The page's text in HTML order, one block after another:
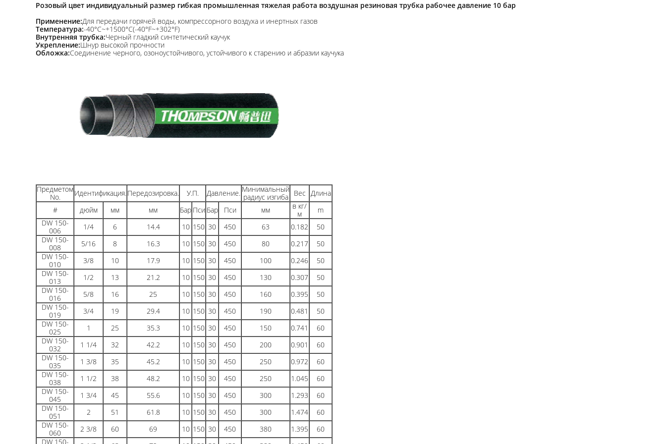
Розовый цвет индивидуальный размер гибкая промышленная тяжелая работа воздушная резиновая трубка рабочее давление 10 бар
Применение:Для передачи горячей воды, компрессорного воздуха и инертных газов
Температура:-40°C~+1500°C(-40°F~+302°F)
Внутренняя трубка:Черный гладкий синтетический каучук
Укрепление:Шнур высокой прочности
Обложка:Соединение черного, озоноустойчивого, устойчивого к старению и абразии каучука
Предметом
No.
Идентификация.Передозировка. У.П. Давление. Минимальный
радиус изгиба
Вес Длина
#
дюйм мм мм Бар Пси Бар Пси мм
в кг/
м
m
DW 150-
006
1/4 6 14.4 10 150 30 450 63 0.182
50
DW 150-
008
5/16 8 16.3 10 150 30 450 80 0.217
50
DW 150-
010
3/8 10 17.9 10 150 30 450 100 0.246
50
DW 150-
013
1/2 13 21.2 10 150 30 450 130 0.307
50
DW 150-
016
5/8 16 25 10 150 30 450 160 0.395
50
DW 150-
019
3/4 19 29.4 10 150 30 450 190 0.481
50
DW 150-
025
1 25 35.3 10 150 30 450 150 0.741
60
DW 150-
032
1 1/4 32 42.2 10 150 30 450 200 0.901
60
DW 150-
035
1 3/8 35 45.2 10 150 30 450 250 0.972
60
DW 150-
038
1 1/2 38 48.2 10 150 30 450 250 1.045
60
DW 150-
045
1 3/4 45 55.6 10 150 30 450 300 1.293
60
DW 150-
051
2 51 61.8 10 150 30 450 300 1.474
60
DW 150-
060
2 3/8 60 69 10 150 30 450 380 1.395
60
DW 150-